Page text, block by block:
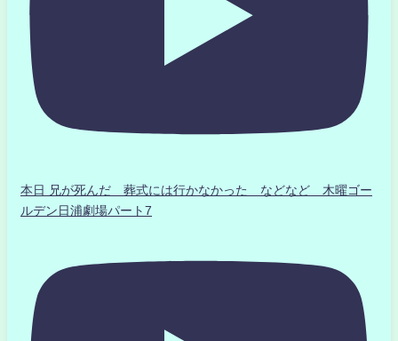
本日 兄が死んだ 葬式には行かなかった などなど 木曜ゴー
ルデン日浦劇場パート7